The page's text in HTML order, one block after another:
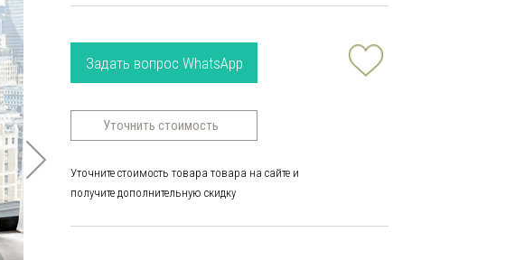
Задать вопрос WhatsApp
Уточнить стоимость
Уточните стоимость товара товара на сайте и
получите дополнительную скидку